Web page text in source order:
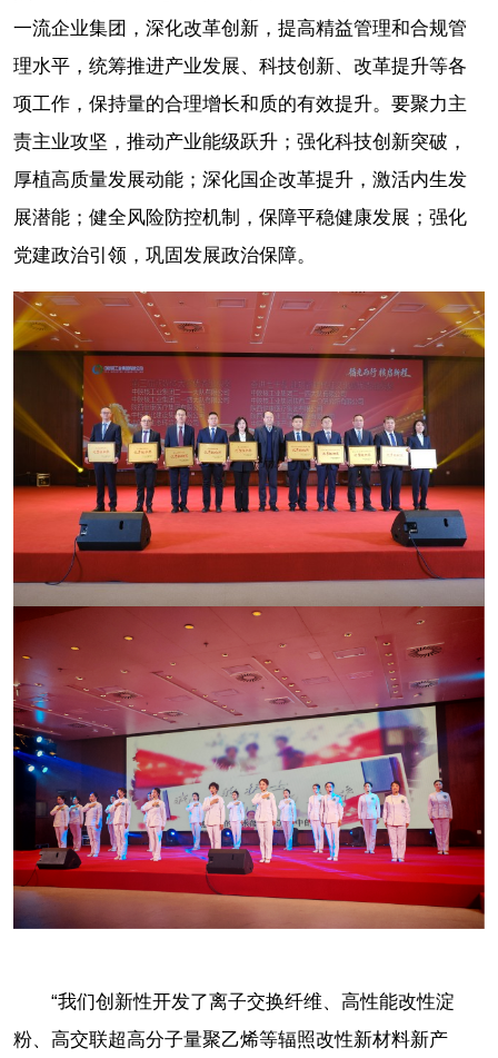
一流企业集团，深化改革创新，提高精益管理和合规管
理水平，统筹推进产业发展、科技创新、改革提升等各
项工作，保持量的合理增长和质的有效提升。要聚力主
责主业攻坚，推动产业能级跃升；强化科技创新突破，
厚植高质量发展动能；深化国企改革提升，激活内生发
展潜能；健全风险防控机制，保障平稳健康发展；强化
党建政治引领，巩固发展政治保障。
“我们创新性开发了离子交换纤维、高性能改性淀
粉、高交联超高分子量聚乙烯等辐照改性新材料新产